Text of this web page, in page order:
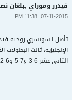
فيدرر وموراي يبلغان
07-11-2015, 11:38 PM
تأهل السويسري روجيه
الإنجليزية، ثالث
الثاني عشر 6-3 و7-5 و6-2 اليوم الأربعاء.